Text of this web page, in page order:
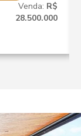
Venda: R$
28.500.000